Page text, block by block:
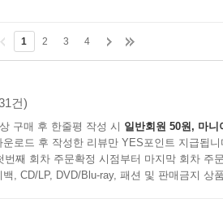
1 2 3 4
건)
구매 후 한줄평 작성 시 일반회원 50원, 마니
운로드 후 작성한 리뷰만 YES포인트 지급됩니
번째 회차 주문확정 시점부터 마지막 회차 주
백, CD/LP, DVD/Blu-ray, 패션 및 판매금지 상